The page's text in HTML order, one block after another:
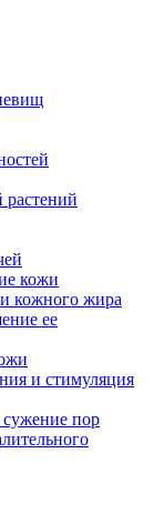
растений
кожи
кожного жира
ее
и стимуляция
пор